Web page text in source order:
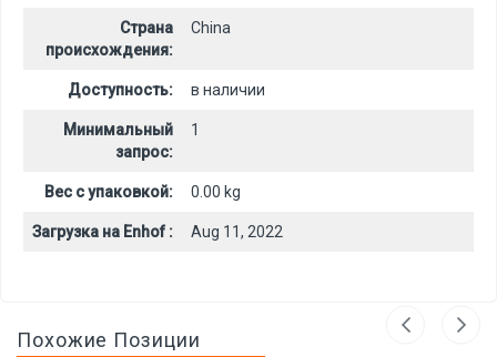
Страна
происхождения:
China
Доступность: в наличии
Минимальный
запрос:
1
Вес с упаковкой: 0.00 kg
Загрузка на Enhof : Aug 11, 2022
Похожие Позиции